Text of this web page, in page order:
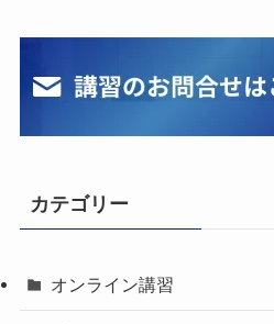
カテゴリー
オンライン講習